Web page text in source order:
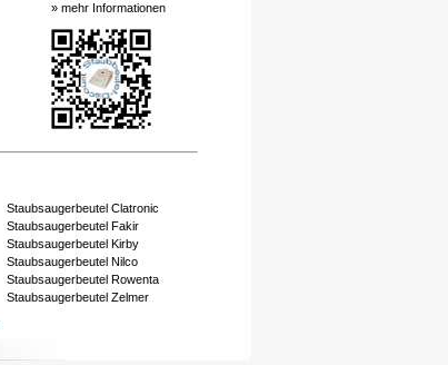
» mehr Informationen
Staubsaugerbeutel Clatronic
Staubsaugerbeutel Fakir
Staubsaugerbeutel Kirby
Staubsaugerbeutel Nilco
Staubsaugerbeutel Rowenta
Staubsaugerbeutel Zelmer